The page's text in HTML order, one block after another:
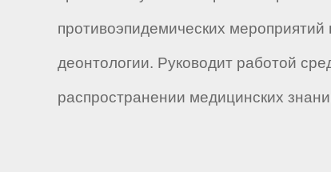
противоэпидемических
деонтологии. Руководит работой
распространении медицинских